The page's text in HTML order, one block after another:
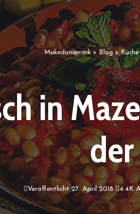
Makedonien.mk> Blog >Küche
in
Veröffentlicht 27. April 2018 4.4K